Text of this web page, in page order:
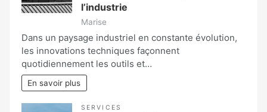
l’industrie
Marise
Dans un paysage industriel en constante évolution,
les innovations techniques façonnent
quotidiennement les outils et…
En savoir plus
SERVICES